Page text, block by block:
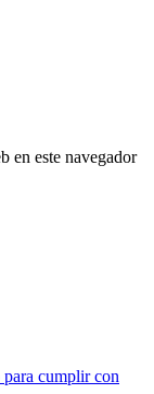
en este navegador
cumplir con